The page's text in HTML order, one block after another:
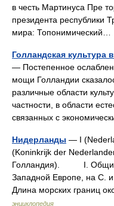
в честь Мартинуса Пре
президента республики
мира:
Голландская культура
— Постепенное
мощи Голландии
различные области
частности, в области
связанных с
Нидерланды — I
(Koninkrijk der
Голландия). I. Общие
Западной Европе, на С.
Длина морских границ
энциклопедия